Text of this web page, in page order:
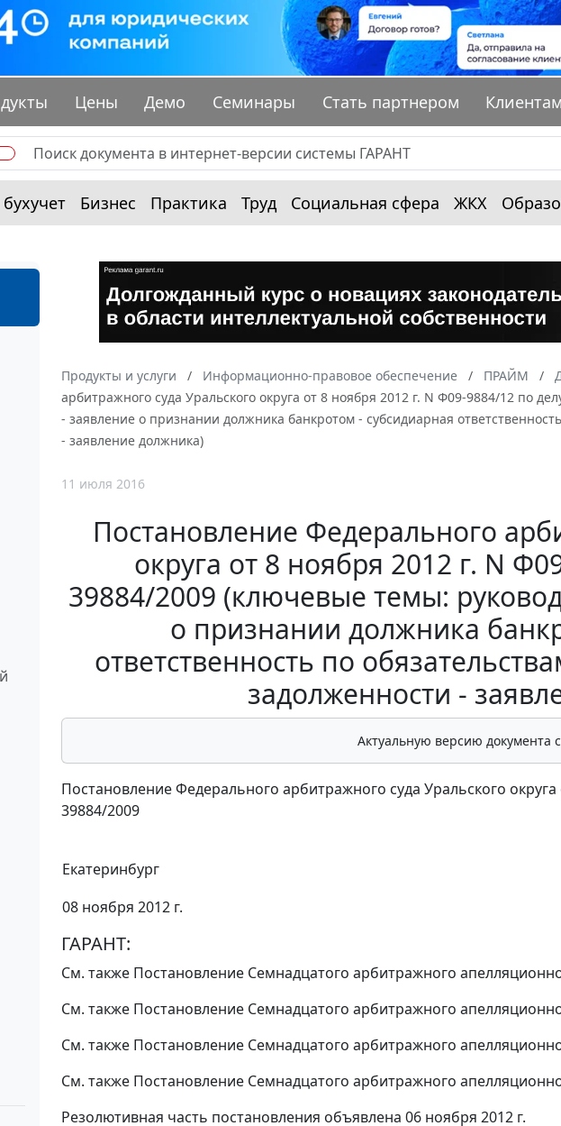
Цены Демо Семинары Стать партнером Клиентам
Бизнес Практика Труд Социальная сфера ЖКХ
Продукты и услуги Информационно-правовое обеспечение ПРАЙМ
арбитражного суда Уральского округа от 8 ноября 2012 г. N Ф09-9884/12 по
- заявление о признании должника банкротом - субсидиарная
- заявление должника)
11 июля 2016
Постановление Федерального
округа от 8 ноября 2012 г. N
39884/2009 (ключевые темы:
о признании должника
ответственность по
задолженности -
Актуальную версию документа
Постановление Федерального арбитражного суда Уральского
39884/2009
Екатеринбург
08 ноября 2012 г.
ГАРАНТ:
См. также Постановление Семнадцатого арбитражного
См. также Постановление Семнадцатого арбитражного
См. также Постановление Семнадцатого арбитражного
См. также Постановление Семнадцатого арбитражного
Резолютивная часть постановления объявлена 06 ноября 2012 г.